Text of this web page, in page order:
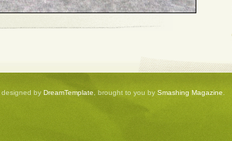
, designed by DreamTemplate , brought to you by Smashing Magazine